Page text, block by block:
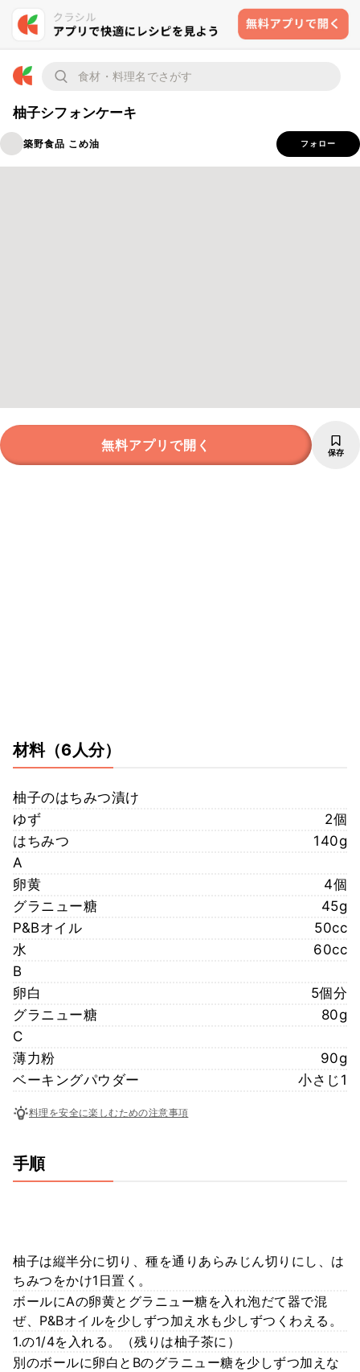
柚子シフォンケーキ
築野食品 こめ油 フォロー
無料アプリで開く 保存
材料（6人分）
柚子のはちみつ漬け
ゆず
2個
はちみつ
140g
A
卵黄
4個
グラニュー糖
45g
P&Bオイル
50cc
水
60cc
B
卵白
5個分
グラニュー糖
80g
C
薄力粉
90g
ベーキングパウダー
小さじ1
料理を安全に楽しむための注意事項
手順
柚子は縦半分に切り、種を通りあらみじん切りにし、は
ちみつをかけ1日置く。
ボールにAの卵黄とグラニュー糖を入れ泡だて器で混
ぜ、P&Bオイルを少しずつ加え水も少しずつくわえる。
1.の1/4を入れる。（残りは柚子茶に）
別のボールに卵白とBのグラニュー糖を少しずつ加えな